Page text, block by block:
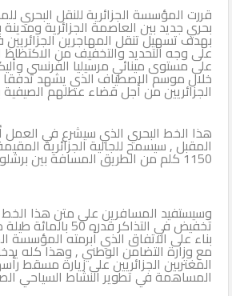
قررت المؤسسة الجزائرية للنقل البحري
بحري جديد بين العاصمة الجزائرية ومدينة
بهدف تسهيل تنقل المهاجرين الجزائريين
على وجه التحديد والتخفيف من
على مستوى مينائي مرسيليا الفرنسي
خلال موسم الاصطياف الذي يشهد تدفقا
الجزائريين من أجل قضاء عطلهم الصيفية
هذا الخط البحري الذي سيشرع في العمل
المقبل , سيسمح للجالية الجزائرية
1150 كلم من الطريق المسافة بين برشلونة وأليكانت.
وسيستفيد المسافرين على متن هذا الخط
تخفيض في التذاكر
بناء على الاتفاق الذي أبرمته المؤسسة
مع وزارة التضامن الوطني , وهذا كله
المغتربين الجزائريين على زيارة مسقط
المساهمة في تطوير النشاط السياحي